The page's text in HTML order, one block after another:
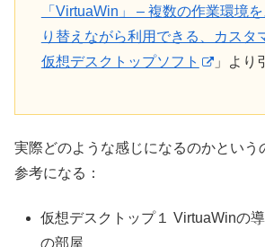
「VirtuaWin」 – 複数の作業環境
り替えながら利用できる、カスタ
仮想デスクトップソフト
」より
実際どのような感じになるのかという
参考になる：
仮想デスクトップ１ VirtuaWinの
の部屋